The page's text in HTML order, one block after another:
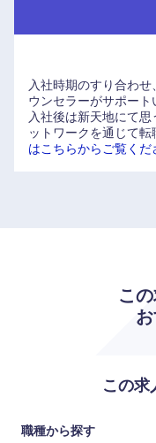
入社時期のすり合わ
ウンセラーがサポート
入社後は新天地にて思
ットワークを通じて
はこちらからご覧くだ
こ
この求
職種から探す